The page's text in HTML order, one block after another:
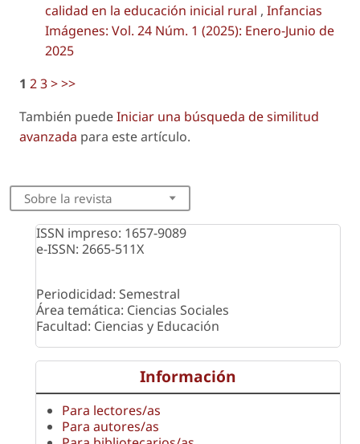
calidad en la educación inicial rural , Infancias
Imágenes: Vol. 24 Núm. 1 (2025): Enero-Junio de
2025
1 23>>>
También puedeIniciar una búsqueda de similitud
avanzada para este artículo.
Sobre la revista
ISSN impreso: 1657-9089
e-ISSN: 2665-511X
Periodicidad: Semestral
Área temática: Ciencias Sociales
Facultad: Ciencias y Educación
Información
Para lectores/as
Para autores/as